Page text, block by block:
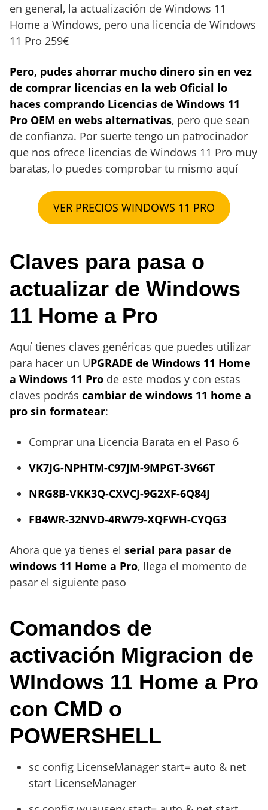
en general, la actualización de Windows 11
Home a Windows, pero una licencia de Windows
11 Pro 259€
Pero, pudes ahorrar mucho dinero sin en vez
de comprar licencias en la web Oficial lo
haces comprando Licencias de Windows 11
Pro OEM en webs alternativas, pero que sean
de confianza. Por suerte tengo un patrocinador
que nos ofrece licencias de Windows 11 Pro muy
baratas, lo puedes comprobar tu mismo aquí
VER PRECIOS WINDOWS 11 PRO
Claves para pasa o
actualizar de Windows
11 Home a Pro
Aquí tienes claves genéricas que puedes utilizar
para hacer un UPGRADE de Windows 11 Home
a Windows 11 Pro de este modos y con estas
claves podrás cambiar de windows 11 home a
pro sin formatear:
Comprar una Licencia Barata en el Paso 6
VK7JG-NPHTM-C97JM-9MPGT-3V66T
NRG8B-VKK3Q-CXVCJ-9G2XF-6Q84J
FB4WR-32NVD-4RW79-XQFWH-CYQG3
Ahora que ya tienes el serial para pasar de
windows 11 Home a Pro, llega el momento de
pasar el siguiente paso
Comandos de
activación Migracion de
WIndows 11 Home a Pro
con CMD o
POWERSHELL
sc config LicenseManager start= auto & net
start LicenseManager